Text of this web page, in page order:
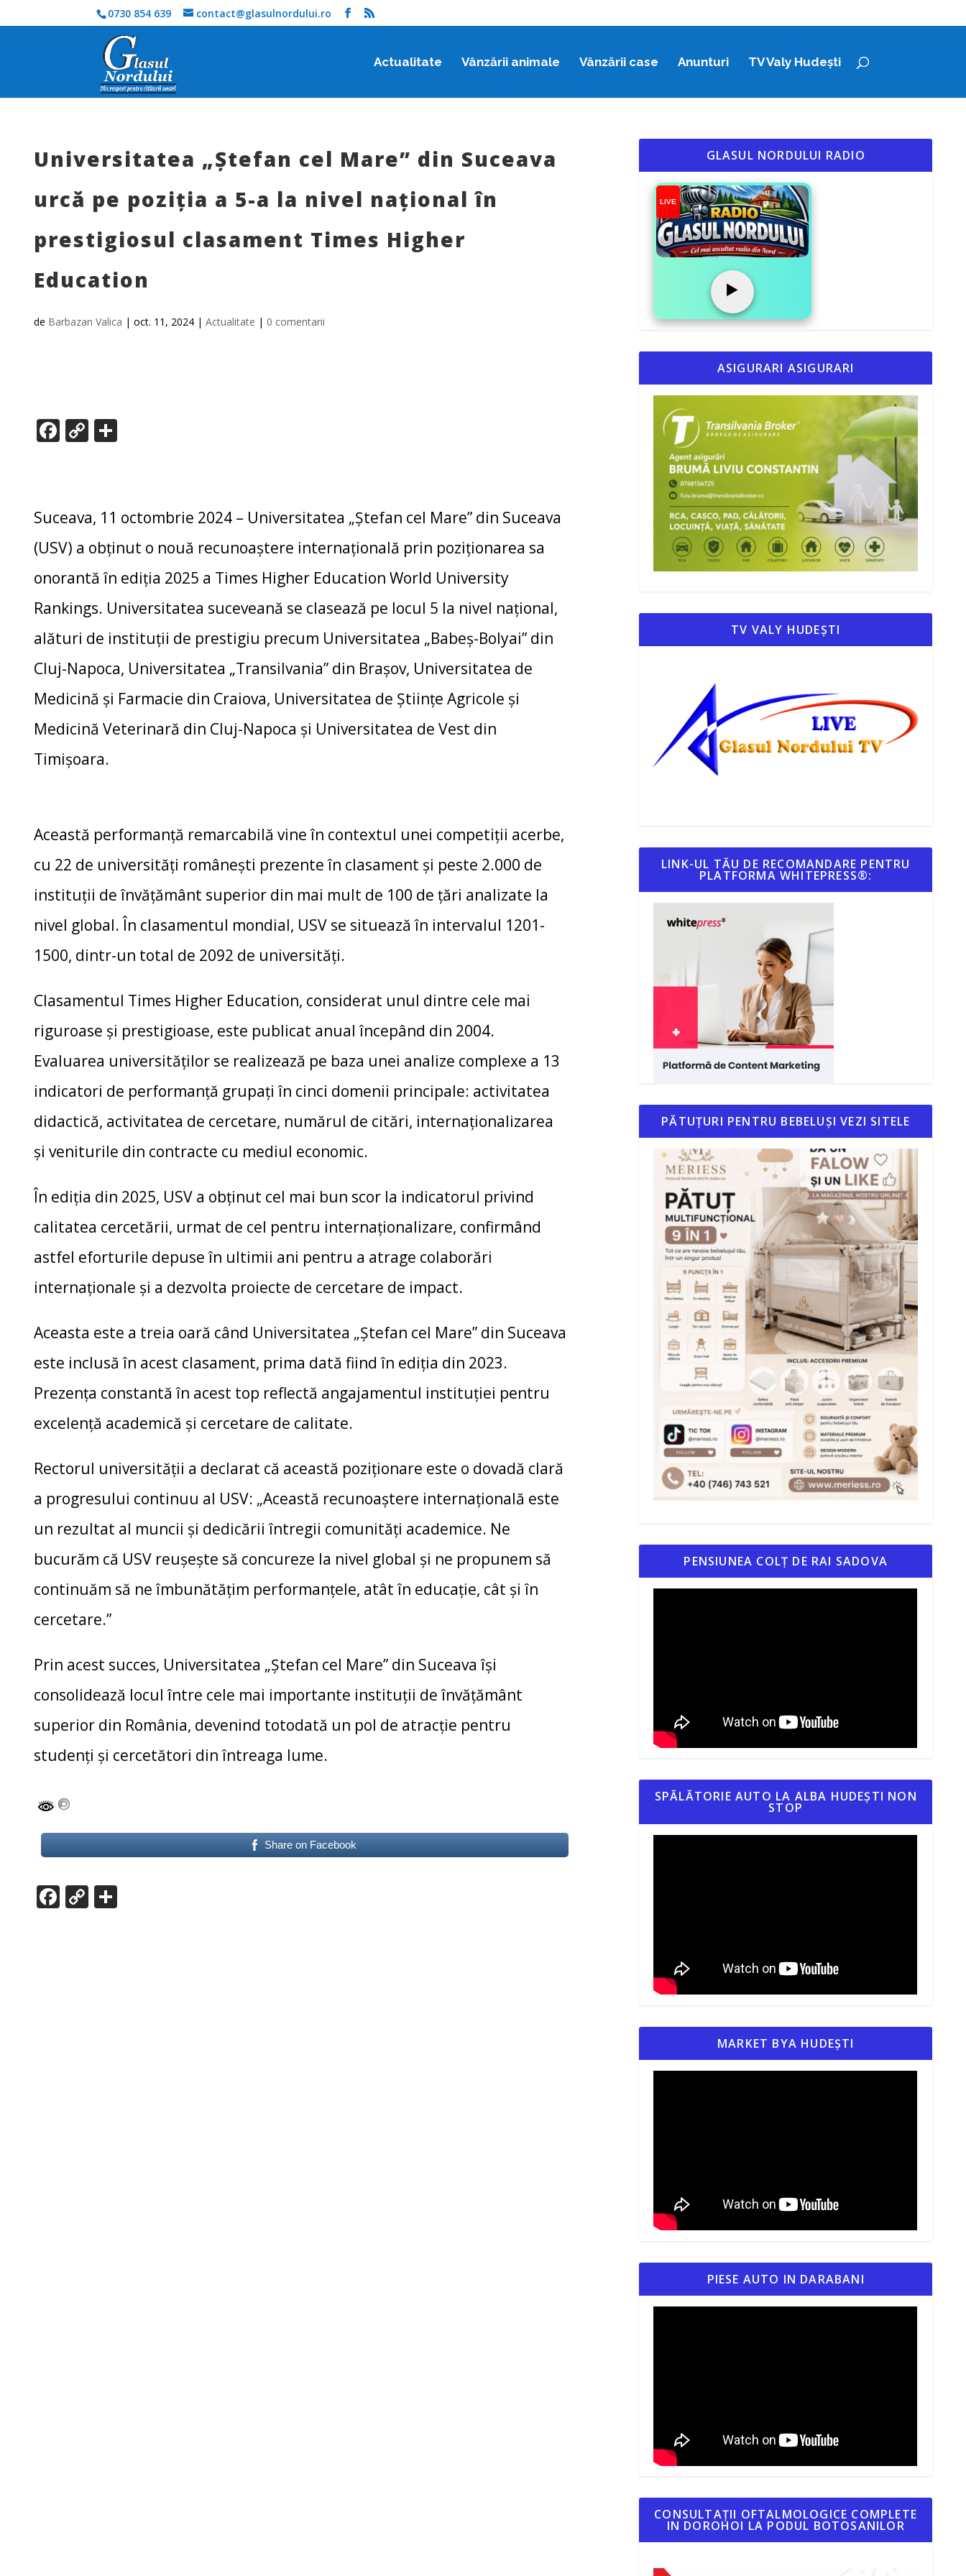
0730 854 639 contact@glasulnordului.ro
Actualitate Vânzării animale Vânzării case Anunturi TV Valy Hudești
Universitatea „Ștefan cel Mare” din Suceava
urcă pe poziția a 5-a la nivel național în
prestigiosul clasament Times Higher
Education
de Barbazan Valica |oct. 11, 2024 |Actualitate | 0 comentarii
F
o
o
k
C
Li
n
k
az
ă
Suceava, 11 octombrie 2024 – Universitatea „Ștefan cel Mare” din Suceava
(USV) a obținut o nouă recunoaștere internațională prin poziționarea sa
onorantă în ediția 2025 a Times Higher Education World University
Rankings. Universitatea suceveană se clasează pe locul 5 la nivel național,
alături de instituții de prestigiu precum Universitatea „Babeș-Bolyai” din
Cluj-Napoca, Universitatea „Transilvania” din Brașov, Universitatea de
Medicină și Farmacie din Craiova, Universitatea de Științe Agricole și
Medicină Veterinară din Cluj-Napoca și Universitatea de Vest din
Timișoara.
Această performanță remarcabilă vine în contextul unei competiții acerbe,
cu 22 de universități românești prezente în clasament și peste 2.000 de
instituții de învățământ superior din mai mult de 100 de țări analizate la
nivel global. În clasamentul mondial, USV se situează în intervalul 1201-
1500, dintr-un total de 2092 de universități.
Clasamentul Times Higher Education, considerat unul dintre cele mai
riguroase și prestigioase, este publicat anual începând din 2004.
Evaluarea universităților se realizează pe baza unei analize complexe a 13
indicatori de performanță grupați în cinci domenii principale: activitatea
didactică, activitatea de cercetare, numărul de citări, internaționalizarea
și veniturile din contracte cu mediul economic.
În ediția din 2025, USV a obținut cel mai bun scor la indicatorul privind
calitatea cercetării, urmat de cel pentru internaționalizare, confirmând
astfel eforturile depuse în ultimii ani pentru a atrage colaborări
internaționale și a dezvolta proiecte de cercetare de impact.
Aceasta este a treia oară când Universitatea „Ștefan cel Mare” din Suceava
este inclusă în acest clasament, prima dată fiind în ediția din 2023.
Prezența constantă în acest top reflectă angajamentul instituției pentru
excelență academică și cercetare de calitate.
Rectorul universității a declarat că această poziționare este o dovadă clară
a progresului continuu al USV: „Această recunoaștere internațională este
un rezultat al muncii și dedicării întregii comunități academice. Ne
bucurăm că USV reușește să concureze la nivel global și ne propunem să
continuăm să ne îmbunătățim performanțele, atât în educație, cât și în
cercetare.”
Prin acest succes, Universitatea „Ștefan cel Mare” din Suceava își
consolidează locul între cele mai importante instituții de învățământ
superior din România, devenind totodată un pol de atracție pentru
studenți și cercetători din întreaga lume.
Share on Facebook
F C
GLASUL NORDULUI RADIO
LIVE
▶️
ASIGURARI ASIGURARI
TV VALY HUDEȘTI
LINK-UL TĂU DE RECOMANDARE PENTRU
PLATFORMA WHITEPRESS®:
PĂTUȚURI PENTRU BEBELUȘI VEZI SITELE
PENSIUNEA COLȚ DE RAI SADOVA
SPĂLĂTORIE AUTO LA ALBA HUDEȘTI NON
STOP
MARKET BYA HUDEȘTI
PIESE AUTO IN DARABANI
CONSULTAȚII OFTALMOLOGICE COMPLETE
IN DOROHOI LA PODUL BOTOSANILOR